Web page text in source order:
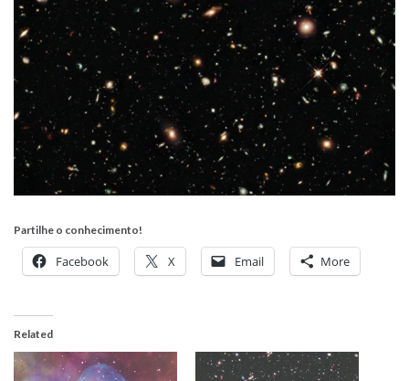
Partilhe o conhecimento!
Facebook X Email More
Related